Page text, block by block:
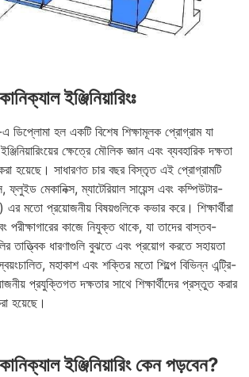
ইঞ্জিনিয়ারিংঃ
এ ডিপ্লোমা হল একটি বিশেষ শিক্ষামূলক প্রোগ্রাম যা
ইঞ্জিনিয়ারিংয়ের ক্ষেত্রে মৌলিক জ্ঞান এবং ব্যবহারিক দক্ষতা
হয়েছে। সাধারণত চার বছর বিস্তৃত এই প্রোগ্রামটি
ফ্লুইড মেকানিক্স, ম্যাটেরিয়াল সায়েন্স এবং কম্পিউটার-
মতো প্রয়োজনীয় বিষয়গুলিকে কভার করে। শিক্ষার্থীরা
পরীক্ষাগারের কাজে নিযুক্ত থাকে, যা তাদের বাস্তব-
তাত্ত্বিক ধারণাগুলি বুঝতে এবং প্রয়োগ করতে সহায়তা
মহাকাশ এবং শক্তির মতো শিল্পে বিভিন্ন এন্ট্রি-
প্রযুক্তিগত দক্ষতার সাথে শিক্ষার্থীদের প্রস্তুত করার
হয়েছে।
ইঞ্জিনিয়ারিং কেন পড়বেন?